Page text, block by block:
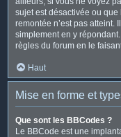
sujet est désactivée ou
remontée n’est pas atteint.
simplement en y
règles du forum en le
Haut
Mise en forme et
Que sont les BBCodes ?
Le BBCode est une